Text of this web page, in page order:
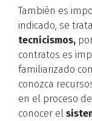
También es
indicado, se
tecnicismos,
contratos es
familiarizado
conozca
en el proceso
conocer el